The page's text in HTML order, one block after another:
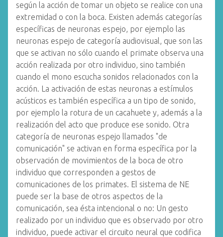
según la acción de tomar un objeto se realice con una
extremidad o con la boca. Existen además categorías
específicas de neuronas espejo, por ejemplo las
neuronas espejo de categoría audiovisual, que son las
que se activan no sólo cuando el primate observa una
acción realizada por otro individuo, sino también
cuando el mono escucha sonidos relacionados con la
acción. La activación de estas neuronas a estímulos
acústicos es también específica a un tipo de sonido,
por ejemplo la rotura de un cacahuete y, además a la
realización del acto que produce ese sonido. Otra
categoría de neuronas espejo llamados "de
comunicación" se activan en forma específica por la
observación de movimientos de la boca de otro
individuo que corresponden a gestos de
comunicaciones de los primates. El sistema de NE
puede ser la base de otros aspectos de la
comunicación, sea ésta intencional o no: Un gesto
realizado por un individuo que es observado por otro
individuo, puede activar el circuito neural que codifica